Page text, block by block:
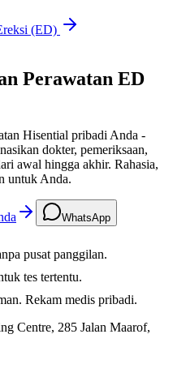
(ED)
Perawatan ED
Hisential pribadi Anda -
dokter, pemeriksaan,
awal hingga akhir. Rahasia,
untuk Anda.
WhatsApp
pusat panggilan.
tes tertentu.
Rekam medis pribadi.
Centre, 285 Jalan Maarof,